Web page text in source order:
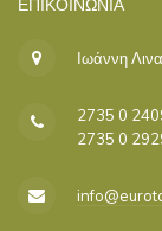
Ιωάννη
2735 0
2735 0